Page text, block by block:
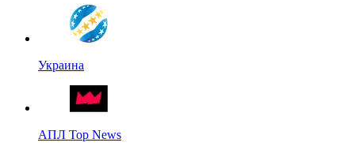
Украина
АПЛ Top News